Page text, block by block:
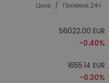
Цена / Промяна 24ч
56022.00 EUR
-0.40%
1655.14 EUR
-0.30%